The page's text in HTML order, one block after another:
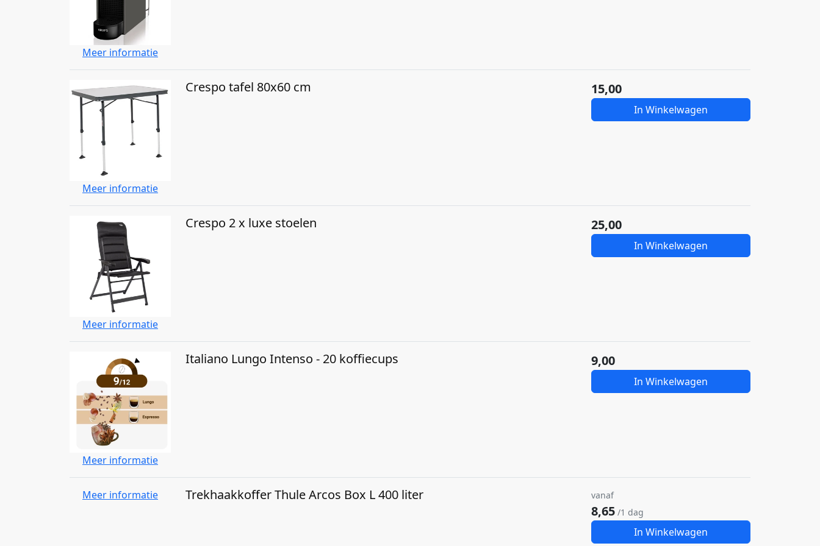
Meer informatie
Meer informatie
15,00
In Winkelwagen
Crespo tafel 80x60 cm
Meer informatie
25,00
In Winkelwagen
Crespo 2 x luxe stoelen
Meer informatie
9,00
In Winkelwagen
Italiano Lungo Intenso - 20 koffiecups
Meer informatie vanaf
8,65 /1 dag
In Winkelwagen
Trekhaakkoffer Thule Arcos Box L 400 liter